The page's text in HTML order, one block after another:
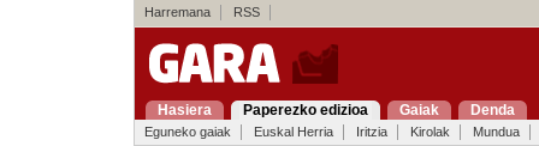
Harremana RSS
Hasiera Paperezko edizioa Gaiak Denda
Eguneko gaiak Euskal Herria Iritzia Kirolak Mundua